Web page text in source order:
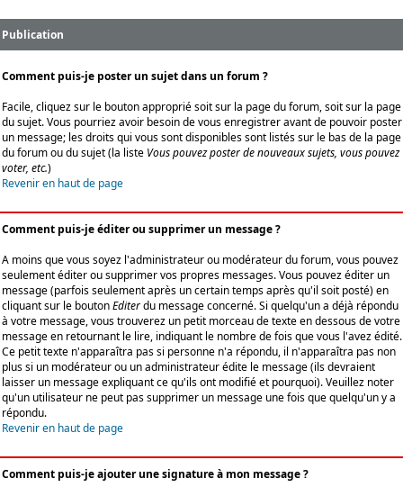
Publication
Comment puis-je poster un sujet dans un forum ?
Facile, cliquez sur le bouton approprié soit sur la page du forum, soit sur la page
du sujet. Vous pourriez avoir besoin de vous enregistrer avant de pouvoir poster
un message; les droits qui vous sont disponibles sont listés sur le bas de la page
du forum ou du sujet (la liste Vous pouvez poster de nouveaux sujets, vous pouvez
voter, etc.)
Revenir en haut de page
Comment puis-je éditer ou supprimer un message ?
A moins que vous soyez l'administrateur ou modérateur du forum, vous pouvez
seulement éditer ou supprimer vos propres messages. Vous pouvez éditer un
message (parfois seulement après un certain temps après qu'il soit posté) en
cliquant sur le boutonEditerdu message concerné. Si quelqu'un a déjà répondu
à votre message, vous trouverez un petit morceau de texte en dessous de votre
message en retournant le lire, indiquant le nombre de fois que vous l'avez édité.
Ce petit texte n'apparaîtra pas si personne n'a répondu, il n'apparaîtra pas non
plus si un modérateur ou un administrateur édite le message (ils devraient
laisser un message expliquant ce qu'ils ont modifié et pourquoi). Veuillez noter
qu'un utilisateur ne peut pas supprimer un message une fois que quelqu'un y a
répondu.
Revenir en haut de page
Comment puis-je ajouter une signature à mon message ?